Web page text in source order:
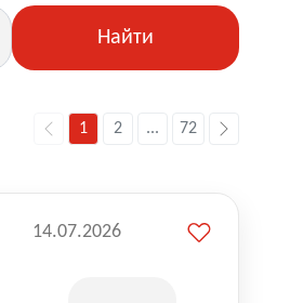
Найти
1 2 ... 72
14.07.2026